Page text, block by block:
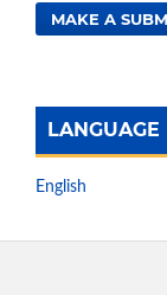
MAKE A
LANGUAGE
English